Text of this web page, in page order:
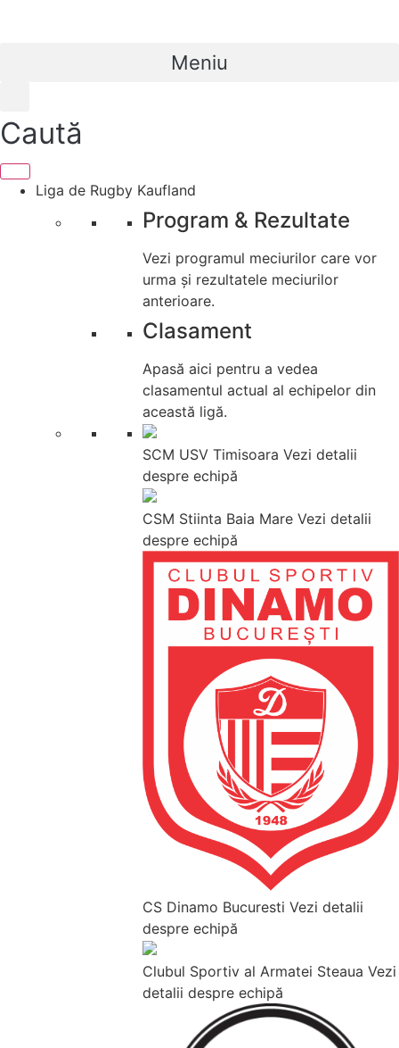
Meniu
Caută
Liga de Rugby Kaufland
Program & Rezultate
Vezi programul meciurilor care vor
urma și rezultatele meciurilor
anterioare.
Clasament
Apasă aici pentru a vedea
clasamentul actual al echipelor din
această ligă.
SCM USV Timisoara Vezi detalii
despre echipă
CSM Stiinta Baia Mare Vezi detalii
despre echipă
CS Dinamo Bucuresti Vezi detalii
despre echipă
Clubul Sportiv al Armatei Steaua Vezi
detalii despre echipă